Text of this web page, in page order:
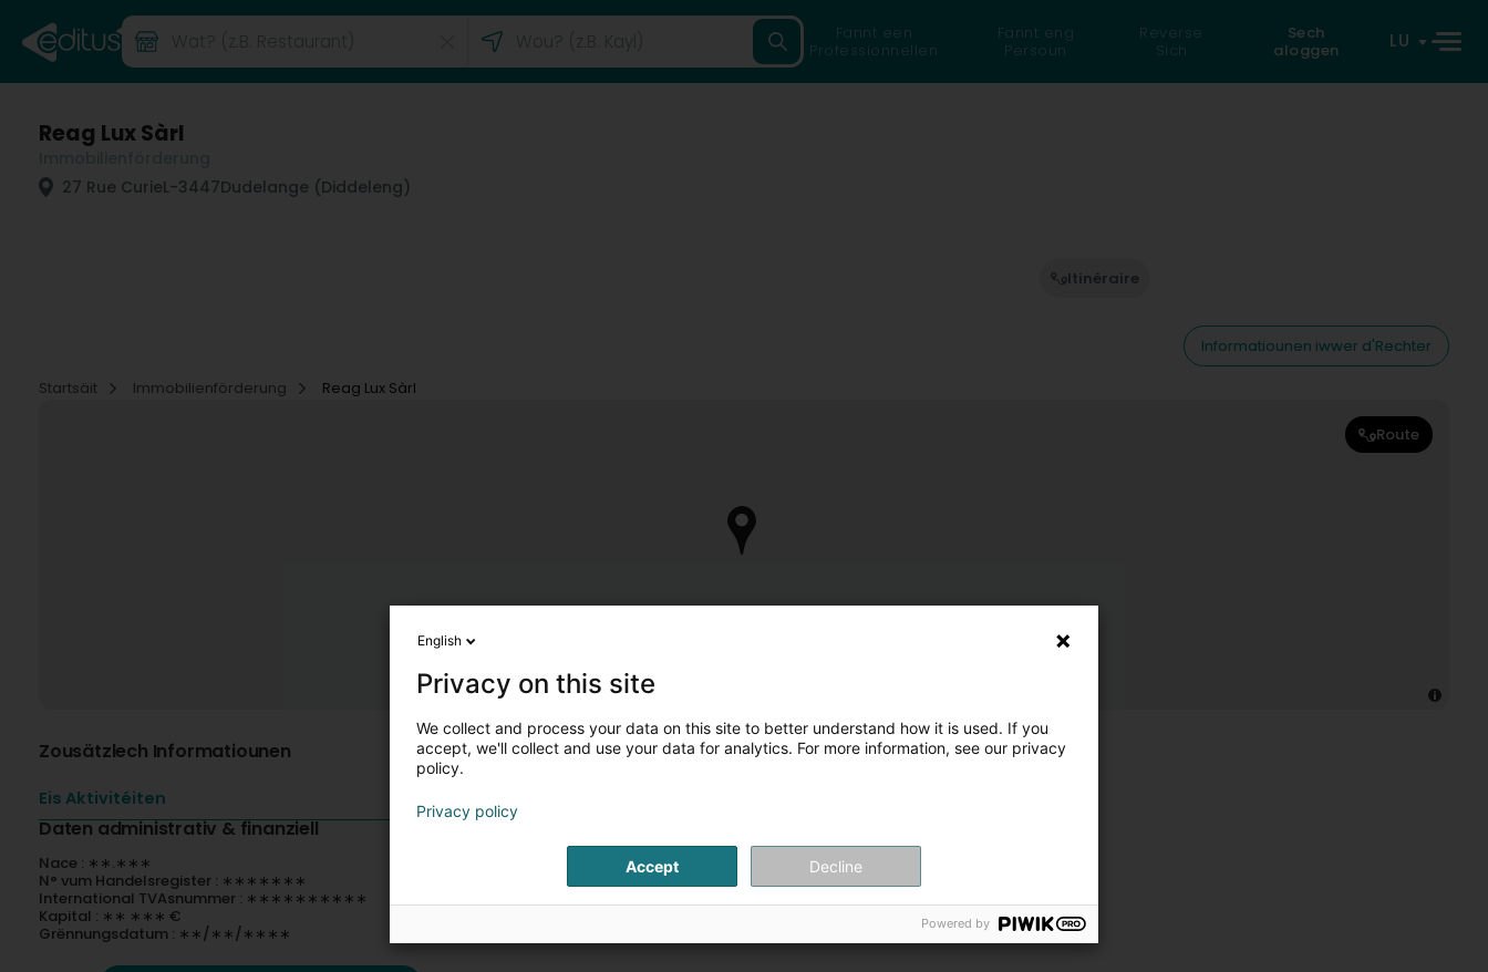
Fannt een
Professionnellen
Fannt eng
Persoun
Reverse
Sich
Sech
aloggen
LU
Reag Lux Sàrl
27 Rue CurieL-3447Dudelange (Diddeleng)
Itinéraire
Informatiounen iwwer d'Rechter
Startsäit
Immobilienförderung Reag Lux Sàrl
Route
Zousätzlech Informatiounen
Eis Aktivitéiten
Daten administrativ & finanziell
Nace : ∗∗.∗∗∗
N° vum Handelsregister : ∗∗∗∗∗∗∗
International TVAsnummer : ∗∗∗∗∗∗∗∗∗∗
Kapital : ∗∗ ∗∗∗ €
Grënnungsdatum : ∗∗/∗∗/∗∗∗∗
English
Privacy on this site
We collect and process your data on this site to better understand how it is used. If you
accept, we'll collect and use your data for analytics. For more information, see our privacy
policy.
Privacy policy
Accept Decline
Powered by